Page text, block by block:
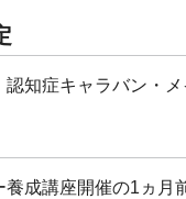
知症キャラバン・メ
成講座開催の1ヵ月